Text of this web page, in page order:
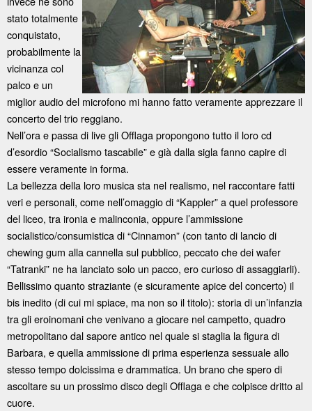
stato totalmente
conquistato,
probabilmente la
vicinanza col
palco e un
miglior audio del microfono mi hanno fatto veramente apprezzare il
concerto del trio reggiano.
Nell’ora e passa di live gli Offlaga propongono tutto il loro cd
d’esordio “Socialismo tascabile” e già dalla sigla fanno capire di
essere veramente in forma.
La bellezza della loro musica sta nel realismo, nel raccontare fatti
veri e personali, come nell’omaggio di “Kappler” a quel professore
del liceo, tra ironia e malinconia, oppure l’ammissione
socialistico/consumistica di “Cinnamon” (con tanto di lancio di
chewing gum alla cannella sul pubblico, peccato che dei wafer
“Tatranki” ne ha lanciato solo un pacco, ero curioso di assaggiarli).
Bellissimo quanto straziante (e sicuramente apice del concerto) il
bis inedito (di cui mi spiace, ma non so il titolo): storia di un’infanzia
tra gli eroinomani che venivano a giocare nel campetto, quadro
metropolitano dal sapore antico nel quale si staglia la figura di
Barbara, e quella ammissione di prima esperienza sessuale allo
stesso tempo dolcissima e drammatica. Un brano che spero di
ascoltare su un prossimo disco degli Offlaga e che colpisce dritto al
cuore.